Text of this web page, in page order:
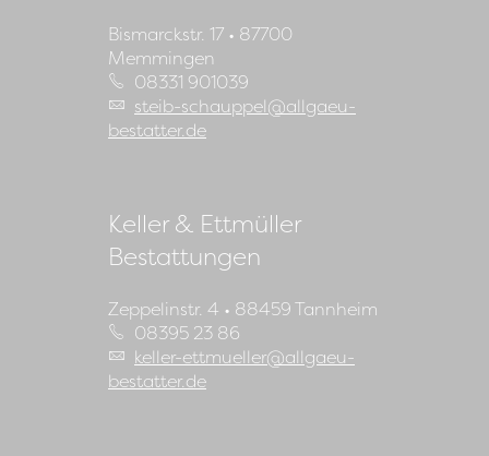
Bismarckstr. 17 • 87700
Memmingen
08331 901039
steib-schauppel@allgaeu-
bestatter.de
Keller & Ettmüller
Bestattungen
Zeppelinstr. 4 • 88459 Tannheim
08395 23 86
keller-ettmueller@allgaeu-
bestatter.de